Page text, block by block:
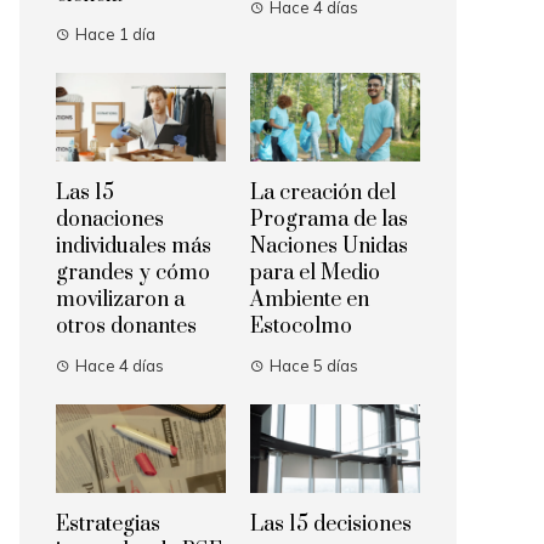
Hace 1 día
Hace 4 días
Las 15
donaciones
individuales más
grandes y cómo
movilizaron a
otros donantes
Hace 4 días
La creación del
Programa de las
Naciones Unidas
para el Medio
Ambiente en
Estocolmo
Hace 5 días
Estrategias
Las 15 decisiones